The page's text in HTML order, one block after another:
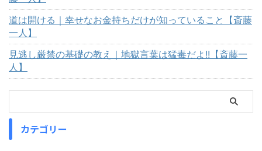
道は開ける｜幸せなお金持ちだけが知っていること【斎藤
一人】
見逃し厳禁の基礎の教え｜地獄言葉は猛毒だよ!!【斎藤一
人】
カテゴリー